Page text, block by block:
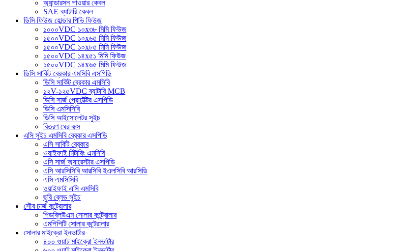
অ্যান্ডারসন পাওয়ার কেবল
SAE ব্যাটারি কেবল
ডিসি ফিউজ হোল্ডার পিভি ফিউজ
১০০০VDC ১০x৩৮ মিমি ফিউজ
১৫০০VDC ১০x৬৫ মিমি ফিউজ
১৫০০VDC ১০x৮৫ মিমি ফিউজ
১৫০০VDC ১৪x৫১ মিমি ফিউজ
১৫০০VDC ১৪x৬৫ মিমি ফিউজ
ডিসি সার্কিট ব্রেকার এমসিবি এসপিডি
ডিসি সার্কিট ব্রেকার এমসিবি
১২V-১২৫VDC ব্যাটারি MCB
ডিসি সার্জ প্রোটেক্টর এসপিডি
ডিসি এমসিসিবি
ডিসি আইসোলেটর সুইচ
বিতরণ ঘের বাক্স
এসি সুইচ এমসিবি ব্রেকার এসপিডি
এসি সার্কিট ব্রেকার
ওয়াইফাই মিটারিং এমসিবি
এসি সার্জ অ্যারেস্টার এসপিডি
এসি আরসিসিবি আরসিবি ইএলসিবি আরসিডি
এসি এমসিসিবি
ওয়াইফাই এসি এমসিবি
ছুরি ব্লেড সুইচ
সৌর চার্জ কন্ট্রোলার
পিডব্লিউএম সোলার কন্ট্রোলার
এমপিপিটি সোলার কন্ট্রোলার
সোলার মাইক্রো ইনভার্টার
৪০০ ওয়াট মাইক্রো ইনভার্টার